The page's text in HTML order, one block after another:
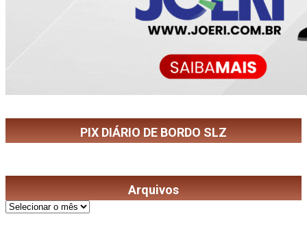
PIX DIÁRIO DE BORDO SLZ
Arquivos
Arquivos